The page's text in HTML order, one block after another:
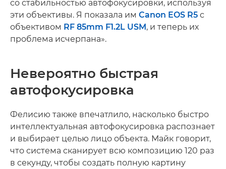
со стабильностью автофокусировки, используя
эти объективы. Я показала им Canon EOS R5 с
объективом RF 85mm F1.2L USM, и теперь их
проблема исчерпана».
Невероятно быстрая
автофокусировка
Фелисию также впечатлило, насколько быстро
интеллектуальная автофокусировка распознает
и выбирает целью лицо объекта. Майк говорит,
что система сканирует всю композицию 120 раз
в секунду, чтобы создать полную картину